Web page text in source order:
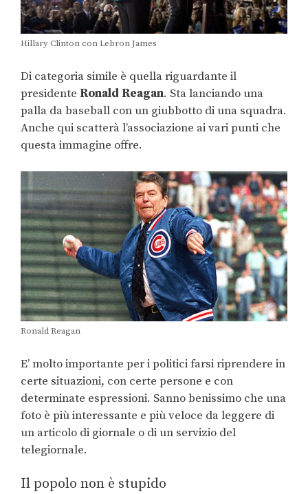
Hillary Clinton con Lebron James
Di categoria simile è quella riguardante il
presidente Ronald Reagan. Sta lanciando una
palla da baseball con un giubbotto di una squadra.
Anche qui scatterà l’associazione ai vari punti che
questa immagine offre.
Ronald Reagan
E’ molto importante per i politici farsi riprendere in
certe situazioni, con certe persone e con
determinate espressioni. Sanno benissimo che una
foto è più interessante e più veloce da leggere di
un articolo di giornale o di un servizio del
telegiornale.
Il popolo non è stupido